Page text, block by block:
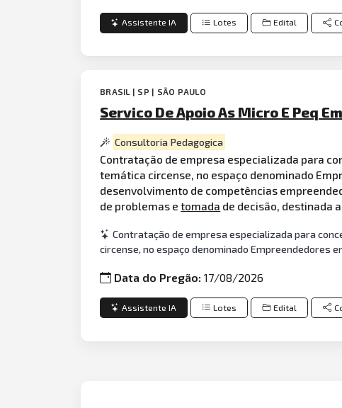
Assistente IA Lotes Edital
BRASIL | SP | SÃO PAULO
Servico De Apoio As Micro E Peq
Consultoria Pedagogica
Contratação de empresa especializada para
temática circense, no espaço denominado
desenvolvimento de competências
de problemas etomada de decisão, destinada
Contratação de empresa especializada para
circense, no espaço denominado Empreendedores
Data do Pregão:17/08/2026
Assistente IA Lotes Edital